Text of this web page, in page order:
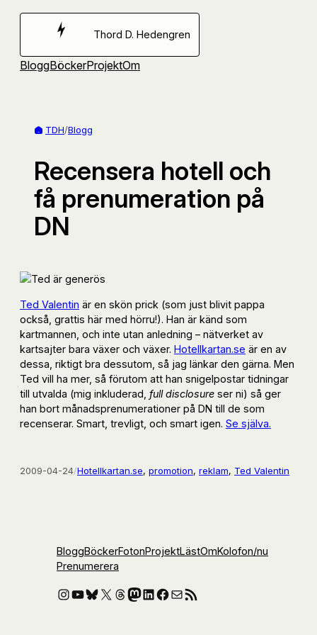
Hoppa
Thord D. Hedengren
BloggBöckerProjektOm
TDH/Blogg
Recensera hotell och
få prenumeration på
DN
Ted Valentin är en skön prick (som just blivit pappa
också, grattis här med hörru!). Han är känd som
kartmannen, och inte utan anledning – nätverket av
kartsajter bara växer och växer. Hotellkartan.se är en av
dessa, riktigt bra dessutom, så jag länkar den gärna. Men
Ted vill ha mer, så förutom att han snigelpostar tidningar
till utvalda (mig inkluderad, full disclosure ser ni) så ger
han bort månadsprenumerationer på DN till de som
recenserar. Smart, trevligt, och smart igen. Se själva.
2009-04-24/Hotellkartan.se, promotion, reklam, Ted Valentin
BloggBöckerFotonProjektLästOmKolofon/nu
Prenumerera
Instagram
YouTube
Bluesky
X Threads
Mastodon
LinkedIn
Facebook
E-postRSS-flöde